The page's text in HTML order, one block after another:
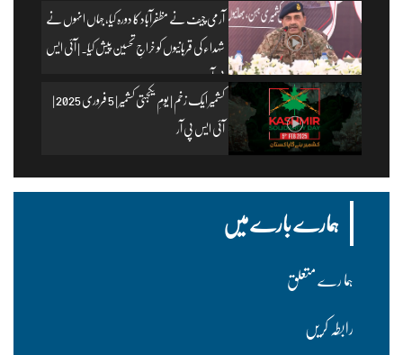
آرمی چیف نے مظفرآباد کا دورہ کیا، جہاں انہوں نے
شہداء کی قربانیوں کو خراجِ تحسین پیش کیا۔ | آئی ایس
پی آر
کشمیر ایک زخم | یومِ یکجہتی کشمیر | 5 فروری 2025 |
آئی ایس پی آر
ہمارے بارے میں
ہما رے متعلق
رابطہ کریں